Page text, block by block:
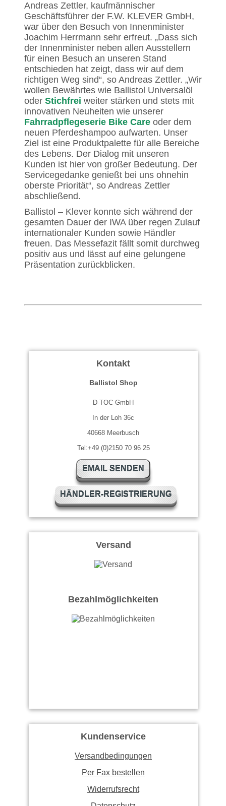
Andreas Zettler, kaufmännischer
Geschäftsführer der F.W. KLEVER GmbH,
war über den Besuch von Innenminister
Joachim Herrmann sehr erfreut. „Dass sich
der Innenminister neben allen Ausstellern
für einen Besuch an unseren Stand
entschieden hat zeigt, dass wir auf dem
richtigen Weg sind“, so Andreas Zettler. „Wir
wollen Bewährtes wie Ballistol Universalöl
oder Stichfrei weiter stärken und stets mit
innovativen Neuheiten wie unserer
Fahrradpflegeserie Bike Care oder dem
neuen Pferdeshampoo aufwarten. Unser
Ziel ist eine Produktpalette für alle Bereiche
des Lebens. Der Dialog mit unseren
Kunden ist hier von großer Bedeutung. Der
Servicegedanke genießt bei uns ohnehin
oberste Priorität“, so Andreas Zettler
abschließend.
Ballistol – Klever konnte sich während der
gesamten Dauer der IWA über regen Zulauf
internationaler Kunden sowie Händler
freuen. Das Messefazit fällt somit durchweg
positiv aus und lässt auf eine gelungene
Präsentation zurückblicken.
Kontakt
Ballistol Shop
D-TOC GmbH
In der Loh 36c
40668 Meerbusch
Tel:+49 (0)2150 70 96 25
EMAIL SENDEN
HÄNDLER-REGISTRIERUNG
Versand
Bezahlmöglichkeiten
Kundenservice
Versandbedingungen
Per Fax bestellen
Widerrufsrecht